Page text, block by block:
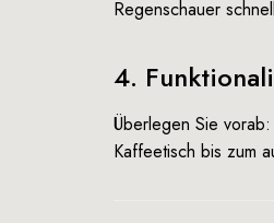
Regenschauer
4.
Überlegen Sie
Kaffeetisch bis zum